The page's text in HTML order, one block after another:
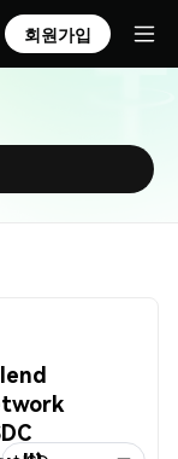
회원가입